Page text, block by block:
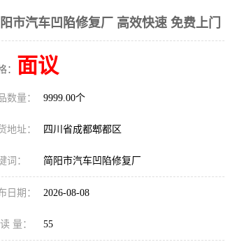
市汽车凹陷修复厂 高效快速 免费上门
： 面议
数量： 9999.00个
地址： 四川省成都郫都区
词： 简阳市汽车凹陷修复厂
日期： 2026-08-08
量： 55